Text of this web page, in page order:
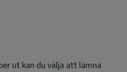
ut kan du välja att lämna